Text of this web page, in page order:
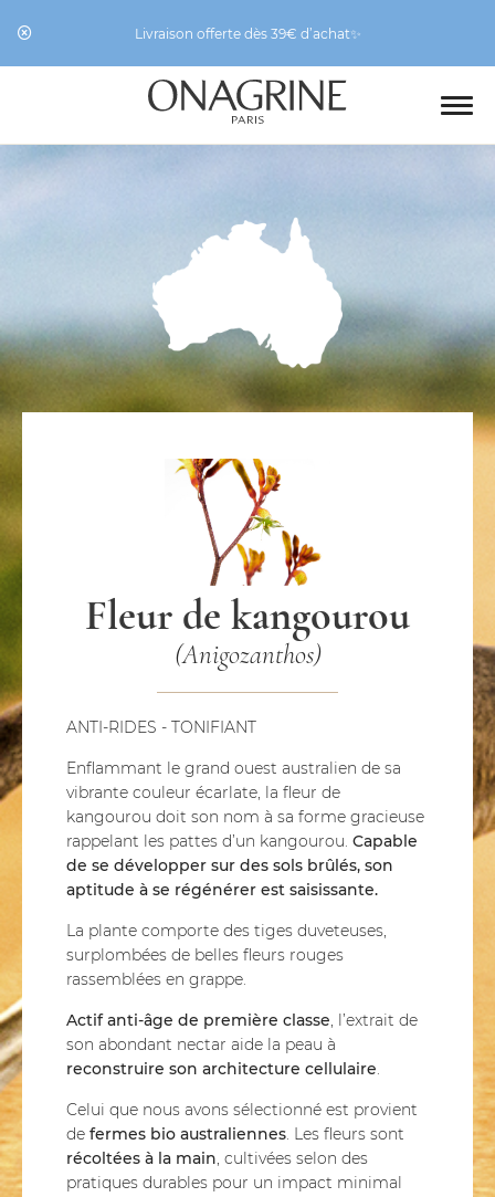
Livraison offerte dès 39€ d’achat✨
Fleur de kangourou
(Anigozanthos)
ANTI-RIDES - TONIFIANT
Enflammant le grand ouest australien de sa
vibrante couleur écarlate, la fleur de
kangourou doit son nom à sa forme gracieuse
rappelant les pattes d’un kangourou. Capable
de se développer sur des sols brûlés, son
aptitude à se régénérer est saisissante.
La plante comporte des tiges duveteuses,
surplombées de belles fleurs rouges
rassemblées en grappe.
Actif anti-âge de première classe, l’extrait de
son abondant nectar aide la peau à
reconstruire son architecture cellulaire.
Celui que nous avons sélectionné est provient
de fermes bio australiennes. Les fleurs sont
récoltées à la main, cultivées selon des
pratiques durables pour un impact minimal